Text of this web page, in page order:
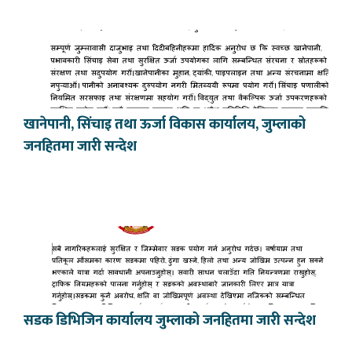
खानेपानी, सिंचाइ तथा ऊर्जा विकास कार्यालय, जुम्लाको
जनहितमा जारी सन्देश
सडक डिभिजिन कार्यालय जुम्लाको जनहितमा जारी सन्देश